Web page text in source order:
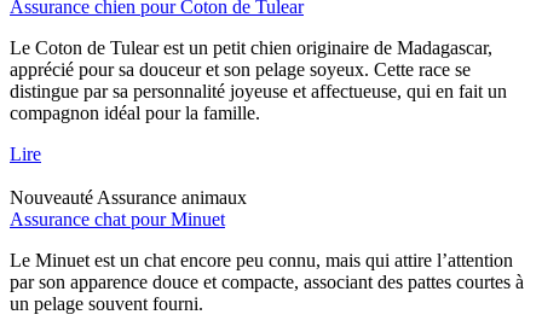
Assurance chien pour Coton de Tulear
Le Coton de Tulear est un petit chien originaire de Madagascar,
apprécié pour sa douceur et son pelage soyeux. Cette race se
distingue par sa personnalité joyeuse et affectueuse, qui en fait un
compagnon idéal pour la famille.
Lire
Nouveauté Assurance animaux
Assurance chat pour Minuet
Le Minuet est un chat encore peu connu, mais qui attire l’attention
par son apparence douce et compacte, associant des pattes courtes à
un pelage souvent fourni.